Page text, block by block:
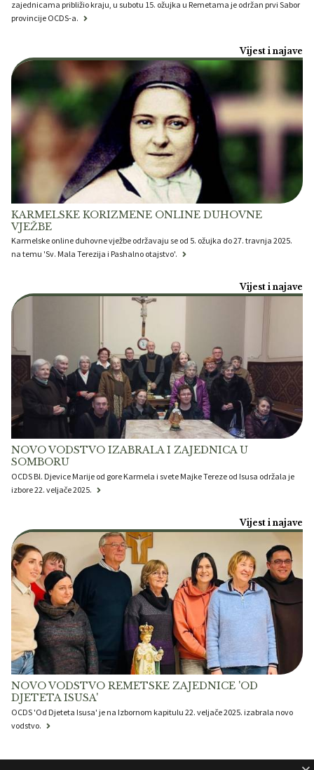
zajednicama približio kraju, u subotu 15. ožujka u Remetama je održan prvi Sabor
provincije OCDS-a.
Vijest i najave
KARMELSKE KORIZMENE ONLINE DUHOVNE
VJEŽBE
Karmelske online duhovne vježbe održavaju se od 5. ožujka do 27. travnja 2025.
na temu 'Sv. Mala Terezija i Pashalno otajstvo'.
Vijest i najave
NOVO VODSTVO IZABRALA I ZAJEDNICA U
SOMBORU
OCDS Bl. Djevice Marije od gore Karmela i svete Majke Tereze od Isusa održala je
izbore 22. veljače 2025.
Vijest i najave
NOVO VODSTVO REMETSKE ZAJEDNICE 'OD
DJETETA ISUSA'
OCDS 'Od Djeteta Isusa' je na Izbornom kapitulu 22. veljače 2025. izabrala novo
vodstvo.